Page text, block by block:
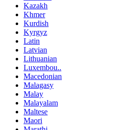
Kazakh
Khmer
Kurdish
Kyrgyz
Latin
Latvian
Lithuanian
Luxembou..
Macedonian
Malagasy
Malay
Malayalam
Maltese
Maori